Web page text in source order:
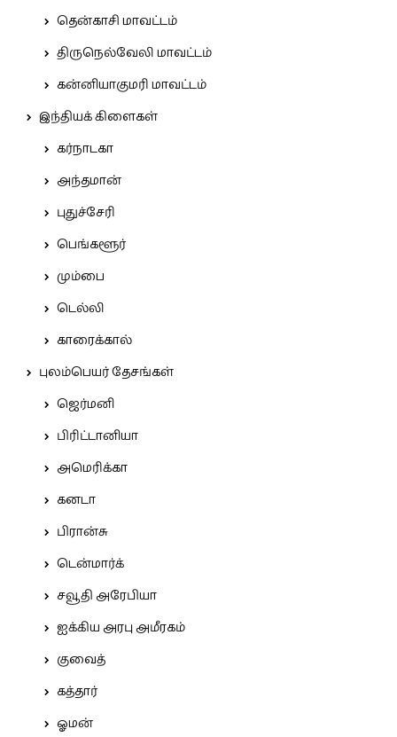
தென்காசி மாவட்டம்
திருநெல்வேலி மாவட்டம்
கன்னியாகுமரி மாவட்டம்
இந்தியக் கிளைகள்
கர்நாடகா
அந்தமான்
புதுச்சேரி
பெங்களூர்
மும்பை
டெல்லி
காரைக்கால்
புலம்பெயர் தேசங்கள்
ஜெர்மனி
பிரிட்டானியா
அமெரிக்கா
கனடா
பிரான்சு
டென்மார்க்
சவூதி அரேபியா
ஐக்கிய அரபு அமீரகம்
குவைத்
கத்தார்
ஓமன்